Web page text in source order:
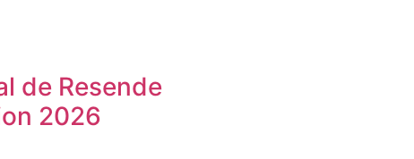
de Resende
2026